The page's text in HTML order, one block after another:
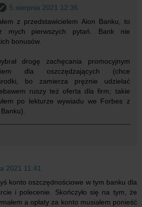
5 sierpnia 2021 12:36
z przedstawicielem Aion Banku, to
mych pierwszych pytań. Bank nie
bonusów.
drogę zachęcania promocyjnym
dla oszczędzających (chce
bo zamierza prężnie udzielać
ruszy też oferta dla firm; takie
po lekturze wywiadu we Forbes z
2021 11:41
konto oszczędnościowe w tym banku dla
i polecenie. Skończyło się na tym, że
a opłaty za konto musiałem ponieść